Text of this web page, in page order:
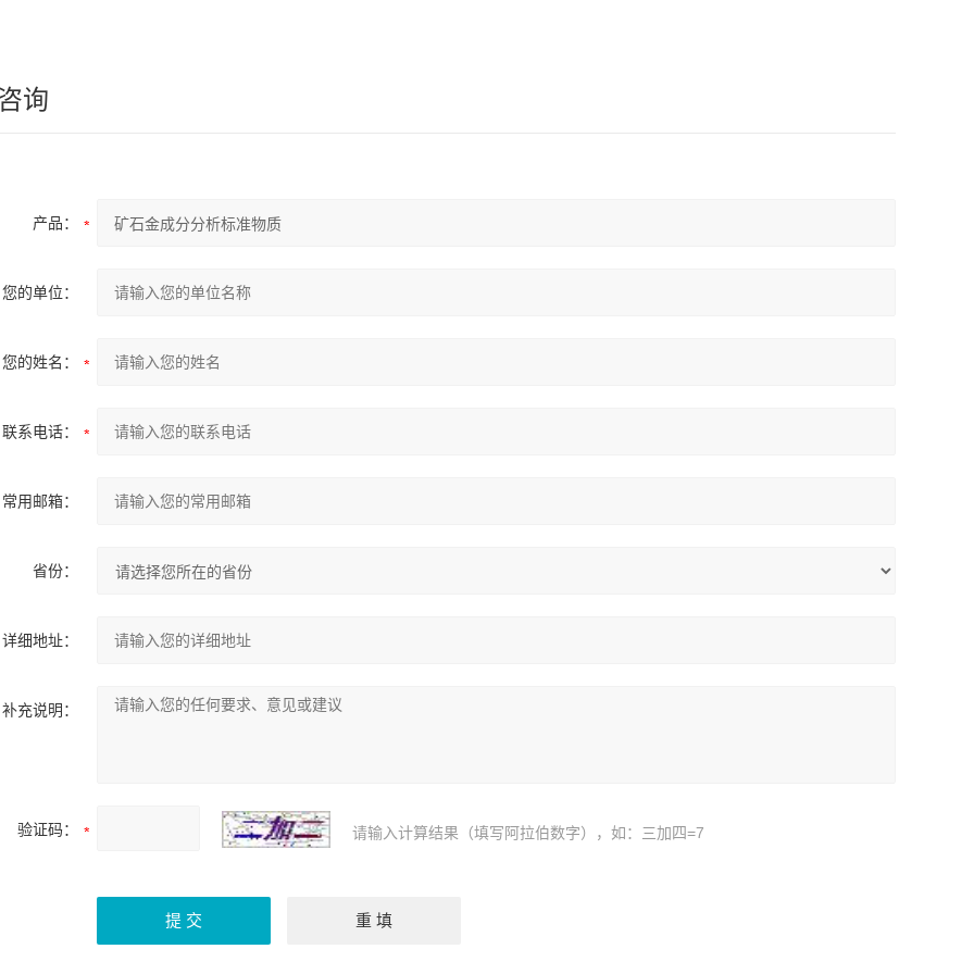
询
产品：
您的单位：
您的姓名：
联系电话：
常用邮箱：
省份：
详细地址：
补充说明：
验证码： 请输入计算结果（填写阿拉伯数字），如：三加四=7